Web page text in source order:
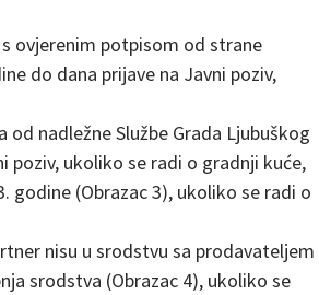
ovjerenim potpisom od strane
do dana prijave na Javni poziv,
nadležne Službe Grada Ljubuškog
poziv, ukoliko se radi o gradnji kuće,
godine (Obrazac 3), ukoliko se radi o
nisu u srodstvu sa prodavateljem
srodstva (Obrazac 4), ukoliko se